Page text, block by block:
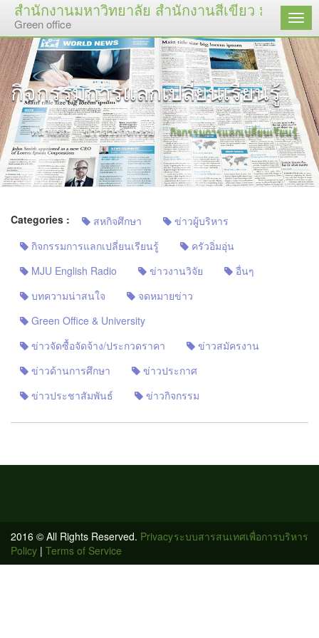
สำนักงานมหาวิทยาลัย สำนักงานสีเขียว มหาวิทย
Green office เมนู
กิจกรรมการแลกเปลี่ยนเรียนรู้
หน้าแรก ข่าวสารกิจกรรม กิจกรรมการแลกเปลี่ยนเรียนรู้
Categories : สหกิจศึกษา
ข่าวผู้บริหาร
กิจกรรมการแลกเปลี่ยนเรียนรู้
ครัวอิ่มอุ่น
MJU English Radio
ข่าวงานวิจัย
อื่นๆ
บทความน่าสนใจ
จดหมายข่าว
Green Office & University
ข่าวจัดซื้อจัดจ้าง/ประกวดราคา
ข่าวสมัครงาน
ข่าวด้านการศึกษา
ข่าวประกาศ
ข่าวประชาสัมพันธ์
ข่าวกิจกรรม
ระบบสารสนเทศเพื่อการบริหาร
2016 © All Rights Reserved. Privacy
Policy | Terms of Service